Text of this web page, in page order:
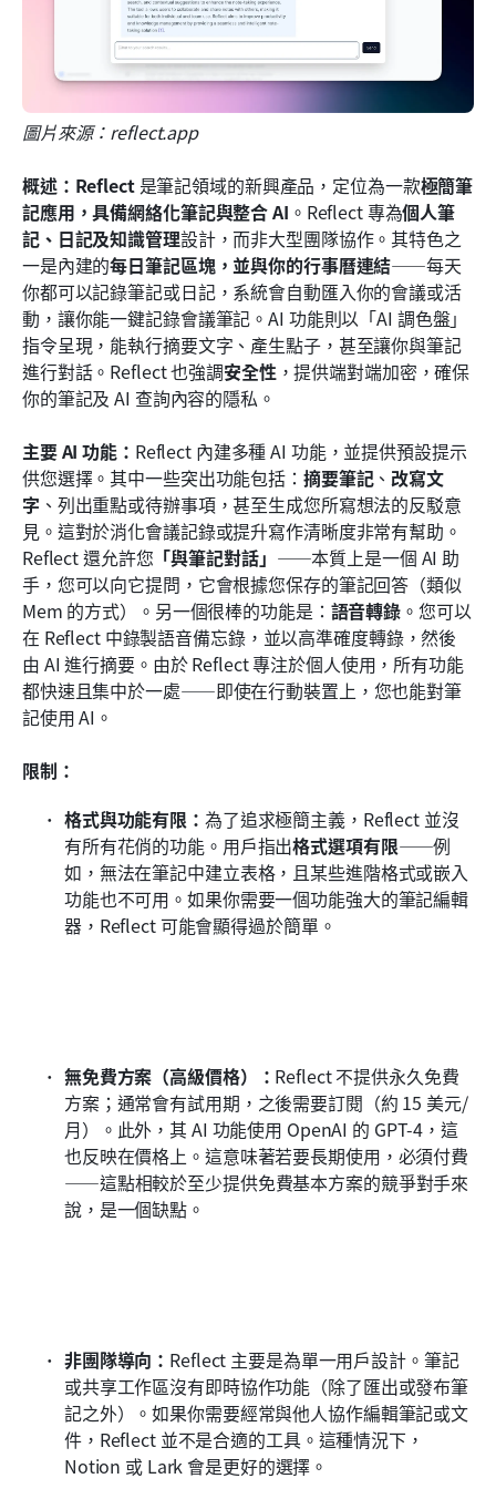
圖片來源：reflect.app
概述：Reflect 是筆記領域的新興產品，定位為一款極簡筆
記應用，具備網絡化筆記與整合 AI 。Reflect 專為個人筆
記、日記及知識管理設計，而非大型團隊協作。其特色之
一是內建的每日筆記區塊，並與你的行事曆連結——每天
你都可以記錄筆記或日記，系統會自動匯入你的會議或活
動，讓你能一鍵記錄會議筆記。AI 功能則以「AI 調色盤」
指令呈現，能執行摘要文字、產生點子，甚至讓你與筆記
進行對話。Reflect 也強調安全性，提供端對端加密，確保
你的筆記及 AI 查詢內容的隱私。
主要 AI 功能： Reflect 內建多種 AI 功能，並提供預設提示
供您選擇。其中一些突出功能包括： 摘要筆記、改寫文
字 、列出重點或待辦事項，甚至生成您所寫想法的反駁意
見。這對於消化會議記錄或提升寫作清晰度非常有幫助。
Reflect 還允許您 「與筆記對話」 ——本質上是一個 AI 助
手，您可以向它提問，它會根據您保存的筆記回答（類似
Mem 的方式）。另一個很棒的功能是： 語音轉錄 。您可以
在 Reflect 中錄製語音備忘錄，並以高準確度轉錄，然後
由 AI 進行摘要。由於 Reflect 專注於個人使用，所有功能
都快速且集中於一處——即使在行動裝置上，您也能對筆
記使用 AI。
限制：
格式與功能有限： 為了追求極簡主義，Reflect 並沒
有所有花俏的功能。用戶指出格式選項有限——例
如，無法在筆記中建立表格，且某些進階格式或嵌入
功能也不可用。如果你需要一個功能強大的筆記編輯
器，Reflect 可能會顯得過於簡單。
無免費方案（高級價格）： Reflect 不提供永久免費
方案；通常會有試用期，之後需要訂閱（約 15 美元/
月）。此外，其 AI 功能使用 OpenAI 的 GPT-4，這
也反映在價格上。這意味著若要長期使用，必須付費
——這點相較於至少提供免費基本方案的競爭對手來
說，是一個缺點。
非團隊導向： Reflect 主要是為單一用戶設計。筆記
或共享工作區沒有即時協作功能（除了匯出或發布筆
記之外）。如果你需要經常與他人協作編輯筆記或文
件，Reflect 並不是合適的工具。這種情況下，
Notion 或 Lark 會是更好的選擇。